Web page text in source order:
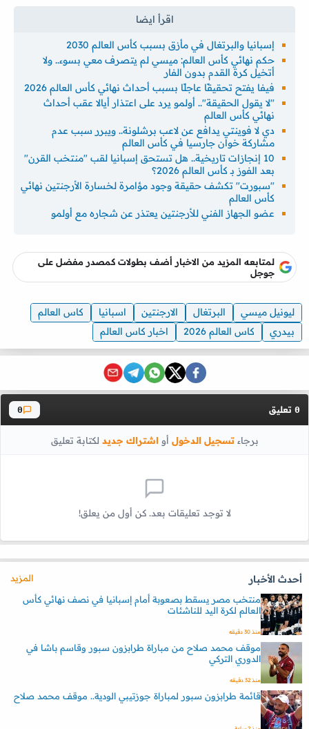
إسبانيا والبرتغال في مأزق بسبب كأس العالم 2030
حكم نهائي كأس العالم: ميسي لم يتصرف معي بسوء.. ولا
أتخيل كرة القدم بدون الفار
فيفا يفتح تحقيقًا عاجلًا بسبب أحداث نهائي كأس العالم 2026
"لا يقول الحقيقة".. أولمو يرد على اعتذار أيالا عقب أحداث
نهائي كأس العالم
دي لا فوينتي يدافع عن لاعب برشلونة.. ويبرر سبب عدم
مشاركة خوان جارسيا في كأس العالم
10 إنجازات تاريخية.. هل تستحق إسبانيا لقب "منتخب القرن"
بعد الفوز بـ كأس العالم 2026؟
"سبورت" تكشف حقيقة وجود مؤامرة لخسارة الأرجنتين نهائي
كأس العالم
عضو الجهاز الفني للأرجنتين يعتذر عن شجاره مع أولمو
لمتابعه المزيد من الاخبار أضف بطولات كمصدر مفضل على
جوجل
ليونيل ميسي البرتغال الارجنتين اسبانيا
كاس العالم
بيدري
كاس العالم 2026 اخبار كاس العالم
0 تعليق 0
برجاءتسجيل الدخول أواشتراك جديد لكتابة تعليق
لا توجد تعليقات بعد. كن أول من يعلق!
أحدث الأخبار
المزيد
منتخب مصر يسقط بصعوبة أمام إسبانيا في نصف نهائي كأس
العالم لكرة اليد للناشئات
منذ 30 دقيقه
موقف محمد صلاح من مباراة طرابزون سبور وقاسم باشا في
الدوري التركي
منذ 32 دقيقه
قائمة طرابزون سبور لمباراة جوزتيبي الودية.. موقف محمد صلاح